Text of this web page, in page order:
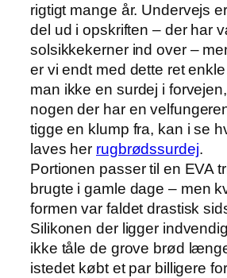
rigtigt mange år. Undervejs
del ud i opskriften – der har
solsikkekerner ind over –
er vi endt med dette ret
man ikke en surdej i
nogen der har en
tigge en klump fra, kan i se
laves her rugbrødssurdej.
Portionen passer til en EVA
brugte i gamle dage – men
formen var faldet drastisk
Silikonen der ligger
ikke tåle de grove brød
istedet købt et par billigere